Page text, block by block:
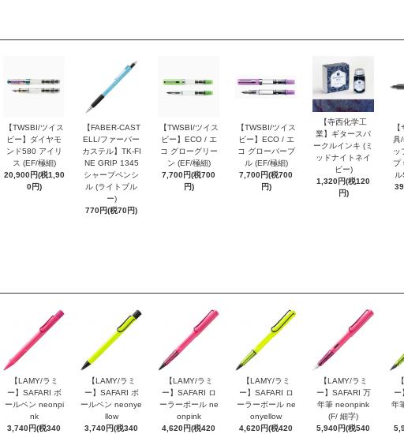
【TWSBI/ツイス
ビー】ダイヤモ
ンド580 アイリ
ス (EF/極細)
20,900円(税1,90
0円)
【FABER-CAST
ELL/ファーバー
カステル】TK-FI
NE GRIP 1345
シャープペンシ
ル (ライトブル
ー)
770円(税70円)
【TWSBI/ツイス
ビー】ECO / エ
コ グローグリー
ン (EF/極細)
7,700円(税700
円)
【TWSBI/ツイス
ビー】ECO / エ
コ グローパープ
ル (EF/極細)
7,700円(税700
円)
【寺西化学工
業】ギタースパ
ークルインキ (ミ
ッドナイトネイ
ビー)
1,320円(税120
円)
具
ッ
プ
【LAMY/ラミ
ー】SAFARI ボ
ールペン neonpi
nk
3,740円(税340
【LAMY/ラミ
ー】SAFARI ボ
ールペン neonye
llow
3,740円(税340
【LAMY/ラミ
ー】SAFARI ロ
ーラーボール ne
onpink
4,620円(税420
【LAMY/ラミ
ー】SAFARI ロ
ーラーボール ne
onyellow
4,620円(税420
【LAMY/ラミ
ー】SAFARI 万
年筆 neonpink
(F/ 細字)
5,940円(税540
ー
年